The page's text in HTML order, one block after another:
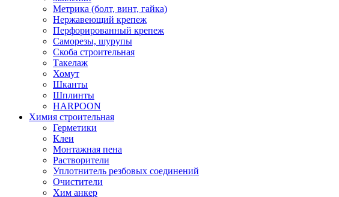
Метрика (болт, винт, гайка)
Нержавеющий крепеж
Перфорированный крепеж
Саморезы, шурупы
Скоба строительная
Такелаж
Хомут
Шканты
Шплинты
HARPOON
Химия строительная
Герметики
Клеи
Монтажная пена
Растворители
Уплотнитель резбовых соединений
Очистители
Хим анкер